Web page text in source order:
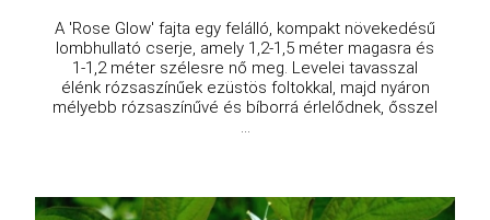
A 'Rose Glow' fajta egy felálló, kompakt növekedésű
lombhullató cserje, amely 1,2-1,5 méter magasra és
1-1,2 méter szélesre nő meg. Levelei tavasszal
élénk rózsaszínűek ezüstös foltokkal, majd nyáron
mélyebb rózsaszínűvé és bíborrá érlelődnek, ősszel
...